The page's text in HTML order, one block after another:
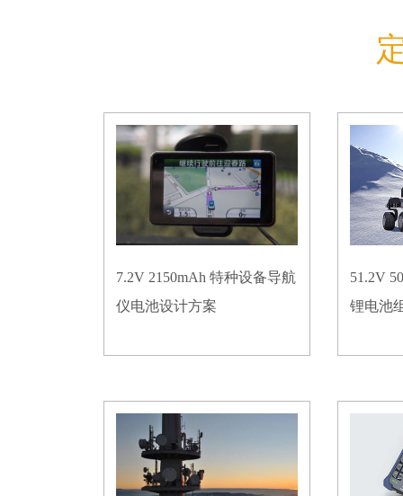
7.2V 2150mAh 特种设备导航
仪电池设计方案
51.2V
锂电池